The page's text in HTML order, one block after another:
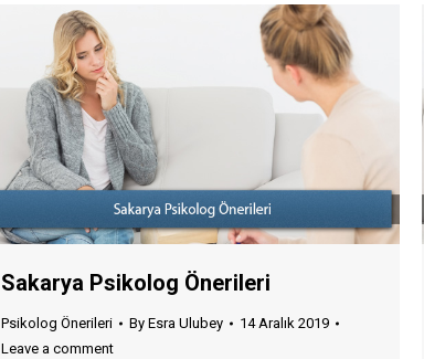
Sakarya Psikolog Önerileri
Psikolog Önerileri By Esra Ulubey
14 Aralık 2019
Leave a comment